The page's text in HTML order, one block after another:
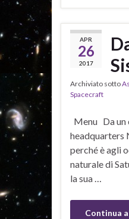
APR
26
2017
Archiviato sotto
Spacecraft
Menu Da un
headquarters
perché è agli
naturale di
la sua …
Continua